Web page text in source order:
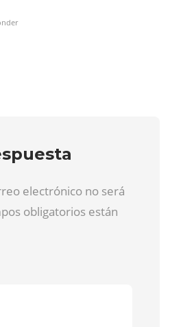
electrónico no será
obligatorios están